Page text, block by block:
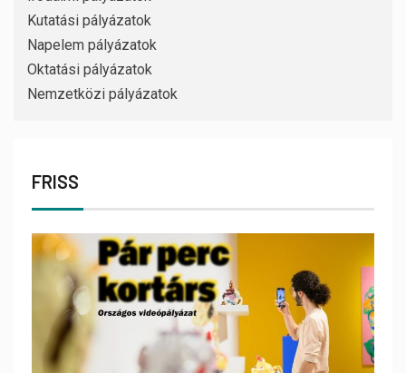
Kutatási pályázatok
Napelem pályázatok
Oktatási pályázatok
Nemzetközi pályázatok
FRISS